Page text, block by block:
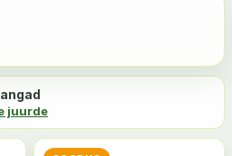
juurde